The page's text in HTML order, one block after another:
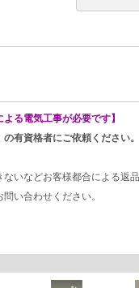
よる電気工事が必要です】
有資格者にご依頼ください。
いなどお客様都合による返
い合わせください。